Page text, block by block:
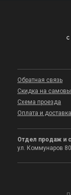
Обратная связь
Скидка на
Схема проезда
Оплата и доставка
Отдел продаж и
ул. Коммунаров